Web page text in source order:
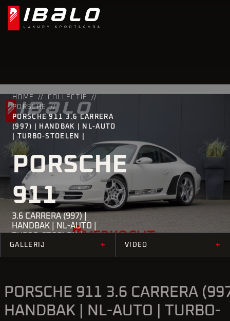
HOME
COLLECTIE
PORSCHE
PORSCHE 911 3.6 CARRERA
(997) | HANDBAK | NL-AUTO
| TURBO-STOELEN |
PORSCHE
911
3.6 CARRERA (997) |
HANDBAK | NL-AUTO |
TURBO-STOELEN |
GALLERIJ + VIDEO +
PORSCHE 911 3.6 CARRERA
HANDBAK | NL-AUTO | TURBO-